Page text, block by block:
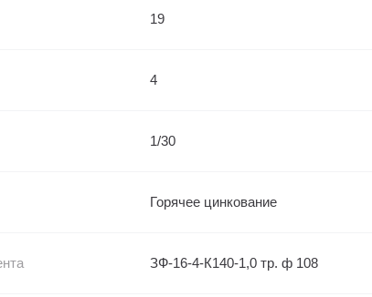
19
4
1/30
Горячее цинкование
ЗФ-16-4-К140-1,0 тр. ф 108